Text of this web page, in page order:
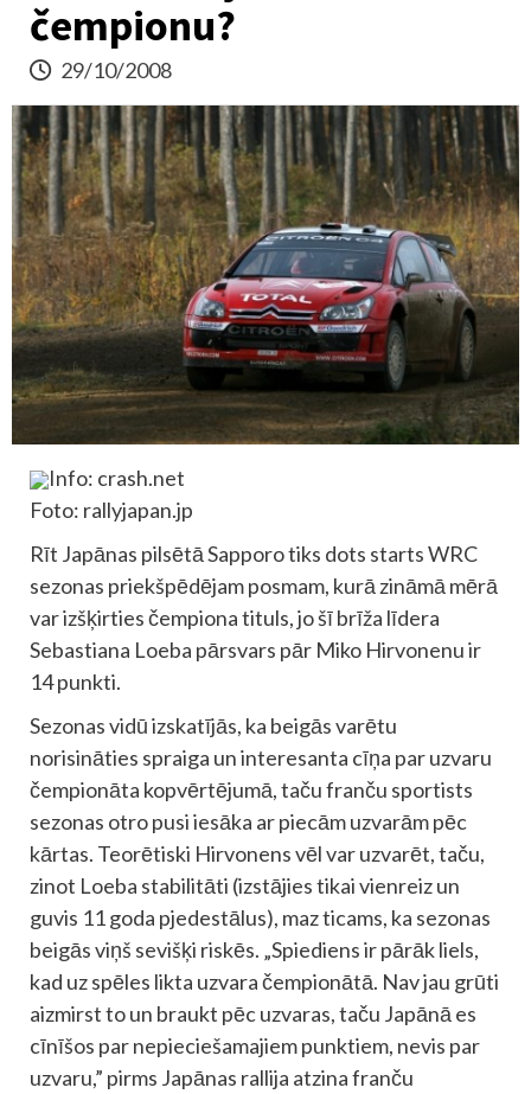
čempionu?
29/10/2008
Info: crash.net
Foto: rallyjapan.jp
Rīt Japānas pilsētā Sapporo tiks dots starts WRC
sezonas priekšpēdējam posmam, kurā zināmā mērā
var izšķirties čempiona tituls, jo šī brīža līdera
Sebastiana Loeba pārsvars pār Miko Hirvonenu ir
14 punkti.
Sezonas vidū izskatījās, ka beigās varētu
norisināties spraiga un interesanta cīņa par uzvaru
čempionāta kopvērtējumā, taču franču sportists
sezonas otro pusi iesāka ar piecām uzvarām pēc
kārtas. Teorētiski Hirvonens vēl var uzvarēt, taču,
zinot Loeba stabilitāti (izstājies tikai vienreiz un
guvis 11 goda pjedestālus), maz ticams, ka sezonas
beigās viņš sevišķi riskēs. „Spiediens ir pārāk liels,
kad uz spēles likta uzvara čempionātā. Nav jau grūti
aizmirst to un braukt pēc uzvaras, taču Japānā es
cīnīšos par nepieciešamajiem punktiem, nevis par
uzvaru,” pirms Japānas rallija atzina franču